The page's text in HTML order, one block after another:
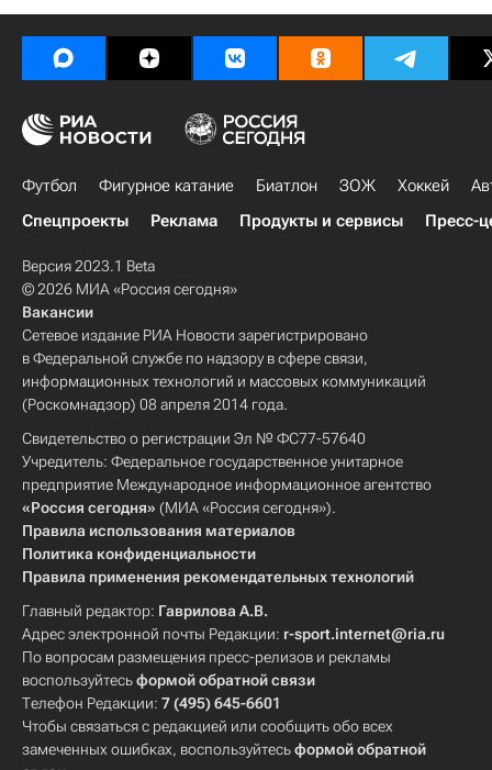
Футбол Фигурное катание Биатлон ЗОЖ Хоккей
Спецпроекты
Реклама Продукты и сервисы Пресс-
Версия 2023.1 Beta
© 2026 МИА «Россия сегодня»
Вакансии
Сетевое издание РИА Новости зарегистрировано
в Федеральной службе по надзору в сфере связи,
информационных технологий и массовых коммуникаций
(Роскомнадзор) 08 апреля 2014 года.
Свидетельство о регистрации Эл № ФС77-57640
Учредитель: Федеральное государственное унитарное
предприятие Международное информационное агентство
«Россия сегодня» (МИА «Россия сегодня»).
Правила использования материалов
Политика конфиденциальности
Правила применения рекомендательных технологий
Главный редактор: Гаврилова А.В.
Адрес электронной почты Редакции: r-sport.internet@ria.ru
По вопросам размещения пресс-релизов и рекламы
воспользуйтесьформой обратной связи
Телефон Редакции: 7 (495) 645-6601
Чтобы связаться с редакцией или сообщить обо всех
замеченных ошибках, воспользуйтесьформой обратной